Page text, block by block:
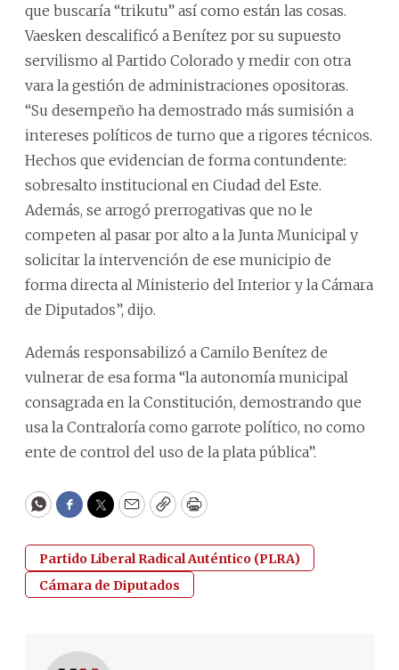
que buscaría “trikutu” así como están las cosas.
Vaesken descalificó a Benítez por su supuesto
servilismo al Partido Colorado y medir con otra
vara la gestión de administraciones opositoras.
“Su desempeño ha demostrado más sumisión a
intereses políticos de turno que a rigores técnicos.
Hechos que evidencian de forma contundente:
sobresalto institucional en Ciudad del Este.
Además, se arrogó prerrogativas que no le
competen al pasar por alto a la Junta Municipal y
solicitar la intervención de ese municipio de
forma directa al Ministerio del Interior y la Cámara
de Diputados”, dijo.
Además responsabilizó a Camilo Benítez de
vulnerar de esa forma “la autonomía municipal
consagrada en la Constitución, demostrando que
usa la Contraloría como garrote político, no como
ente de control del uso de la plata pública”.
WhatsApp
Facebook
Twitter
EmailCopyPrint
Partido Liberal Radical Auténtico (PLRA)
Cámara de Diputados